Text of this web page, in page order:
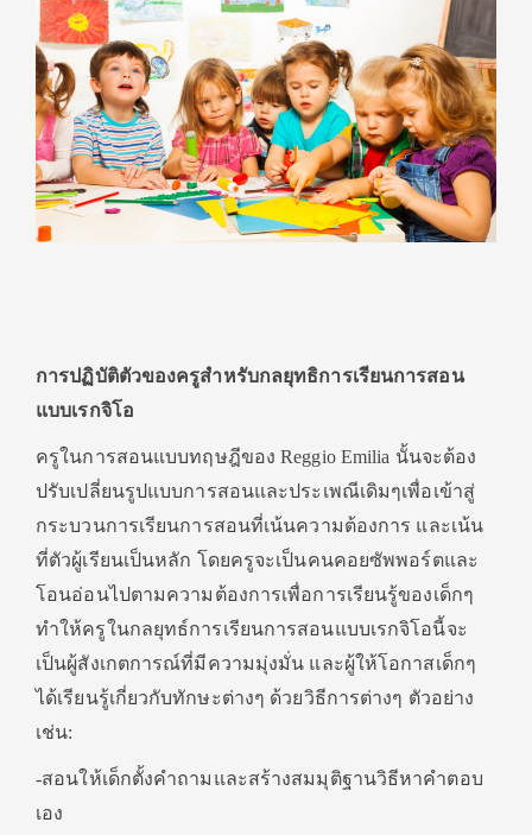
การปฏิบัติตัวของครูสำหรับกลยุทธิการเรียนการสอน
แบบเรกจิโอ
ครูในการสอนแบบทฤษฎีของ Reggio Emilia นั้นจะต้อง
ปรับเปลี่ยนรูปแบบการสอนและประเพณีเดิมๆเพื่อเข้าสู่
กระบวนการเรียนการสอนที่เน้นความต้องการ และเน้น
ที่ตัวผู้เรียนเป็นหลัก โดยครูจะเป็นคนคอยซัพพอร์ตและ
โอนอ่อนไปตามความต้องการเพื่อการเรียนรู้ของเด็กๆ
ทำให้ครูในกลยุทธ์การเรียนการสอนแบบเรกจิโอนี้จะ
เป็นผู้สังเกตการณ์ที่มีความมุ่งมั่น และผู้ให้โอกาสเด็กๆ
ได้เรียนรู้เกี่ยวกับทักษะต่างๆ ด้วยวิธีการต่างๆ ตัวอย่าง
เช่น:
-สอนให้เด็กตั้งคำถามและสร้างสมมุติฐานวิธีหาคำตอบ
เอง